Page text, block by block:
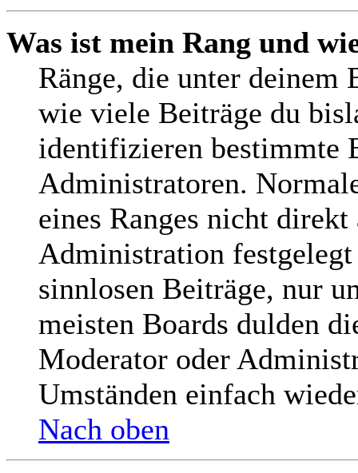
Was ist mein Rang und
Ränge, die unter deinem
wie viele Beiträge du
identifizieren bestimmte
Administratoren.
eines Ranges nicht
Administration
sinnlosen Beiträge, nur
meisten Boards dulden
Moderator oder
Umständen einfach
Nach oben